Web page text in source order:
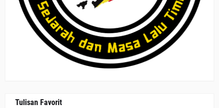
Tulisan Favorit